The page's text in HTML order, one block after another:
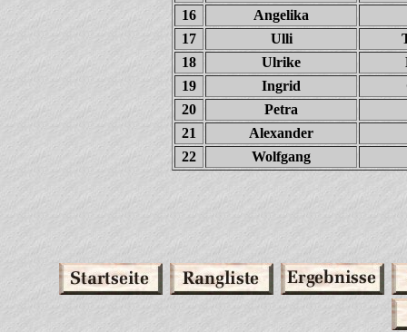
16
Angelika
17
Ulli
18
Ulrike
19
Ingrid
20
Petra
21
Alexander
22
Wolfgang